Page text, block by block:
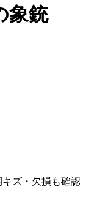
象銃
ズ・欠損も確認